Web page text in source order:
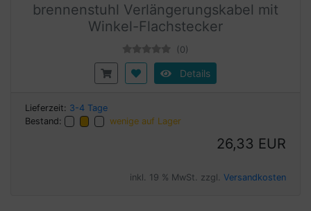
brennenstuhl Verlängerungskabel mit
Winkel-Flachstecker
(0)
Details
Lieferzeit: 3-4 Tage
Bestand:
wenige auf Lager
26,33 EUR
inkl. 19 % MwSt. zzgl. Versandkosten